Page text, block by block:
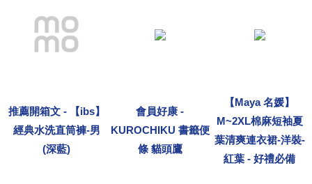
推薦開箱文 - 【ibs】
經典水洗直筒褲-男
(深藍)
會員好康 -
KUROCHIKU 書籤便
條 貓頭鷹
【Maya 名媛】
M~2XL棉麻短袖夏
葉清爽連衣裙-洋裝-
紅葉 - 好禮必備